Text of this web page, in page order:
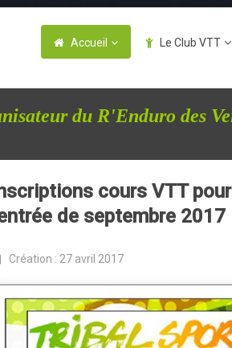
Accueil Le Club VTT
du R'Enduro des
cours VTT
de septembre 2017
Création : 27 avril 2017